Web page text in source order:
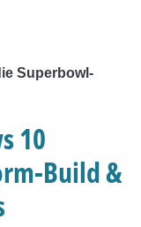
Superbowl-
10
Build &